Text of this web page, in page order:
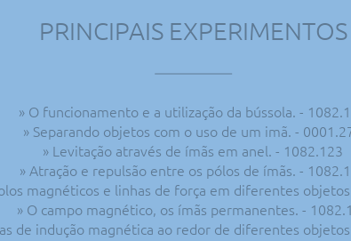
PRINCIPAIS EXPERIMENTOS
» O funcionamento e a utilização da bússola. -
» Separando objetos com o uso de um imã. -
» Levitação através de ímãs em anel. - 1082.123
» Atração e repulsão entre os pólos de ímãs. -
magnéticos e linhas de força em diferentes
» O campo magnético, os ímãs permanentes. -
de indução magnética ao redor de diferentes